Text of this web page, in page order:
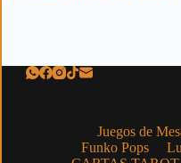
Juegos de
Funko Pops